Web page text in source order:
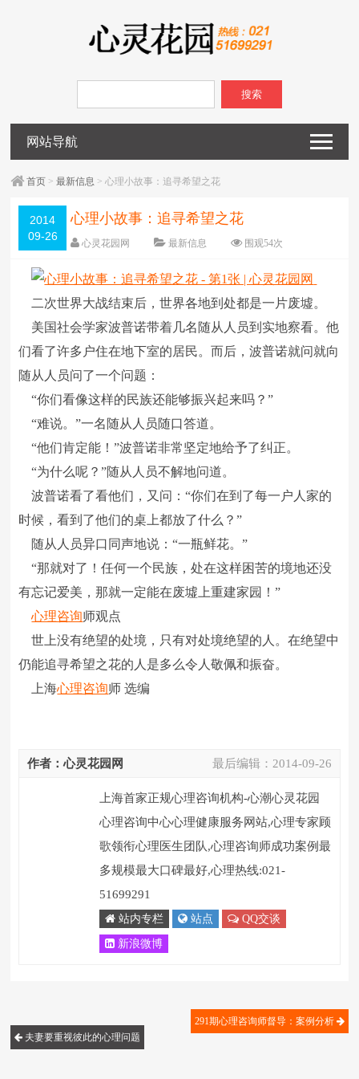
搜索
网站导航
首页 >最新信息 > 心理小故事：追寻希望之花
2014
09-26
心理小故事：追寻希望之花
心灵花园网 最新信息 围观54次
字体：大 中 小
二次世界大战结束后，世界各地到处都是一片废墟。
美国社会学家波普诺带着几名随从人员到实地察看。他
们看了许多户住在地下室的居民。而后，波普诺就问就向
随从人员问了一个问题：
“你们看像这样的民族还能够振兴起来吗？”
“难说。”一名随从人员随口答道。
“他们肯定能！”波普诺非常坚定地给予了纠正。
“为什么呢？”随从人员不解地问道。
波普诺看了看他们，又问：“你们在到了每一户人家的
时候，看到了他们的桌上都放了什么？”
随从人员异口同声地说：“一瓶鲜花。”
“那就对了！任何一个民族，处在这样困苦的境地还没
有忘记爱美，那就一定能在废墟上重建家园！”
心理咨询师观点
世上没有绝望的处境，只有对处境绝望的人。在绝望中
仍能追寻希望之花的人是多么令人敬佩和振奋。
上海心理咨询师 选编
最后编辑： 2014-09-26
作者：心灵花园网
上海首家正规心理咨询机构-心潮心灵花园
心理咨询中心心理健康服务网站,心理专家顾
歌领衔心理医生团队,心理咨询师成功案例最
多规模最大口碑最好,心理热线:021-
51699291
站内专栏 站点 QQ交谈
新浪微博
夫妻要重视彼此的心理问题
291期心理咨询师督导：案例分析